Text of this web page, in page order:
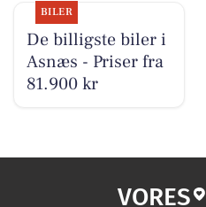
BILER
De billigste biler i
Asnæs - Priser fra
81.900 kr
VORES